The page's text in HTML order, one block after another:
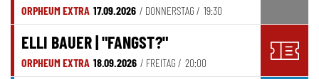
ORPHEUM EXTRA 17.09.2026 / DONNERSTAG / 19:30
ELLI BAUER | "FANGST?"
ORPHEUM EXTRA 18.09.2026 / FREITAG / 20:00